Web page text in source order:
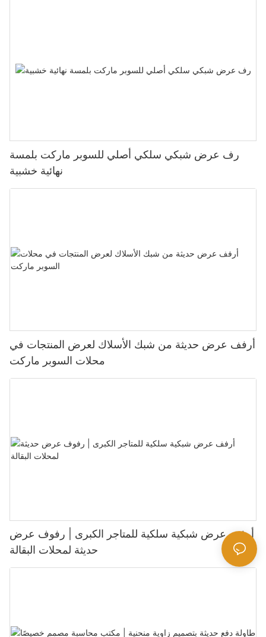
رف عرض شبكي سلكي أصلي للسوبر ماركت بلمسة
نهائية خشبية
أرفف عرض حديثة من شبك الأسلاك لعرض المنتجات في
محلات السوبر ماركت
أرفف عرض شبكية سلكية للمتاجر الكبرى | رفوف عرض
حديثة لمحلات البقالة